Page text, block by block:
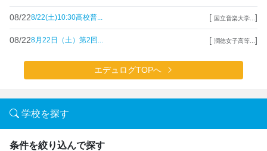
08/228/22(土)10:30高校普... [ 国立音楽大学... ]
08/228月22日（土）第2回... [ 潤徳女子高等... ]
エデュログTOPへ
学校を探す
条件を絞り込んで探す